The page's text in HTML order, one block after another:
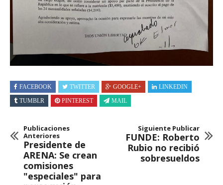
FACEBOOK TWITTER GOOGLE+
LINKEDIN
TUMBLR
PINTEREST MAIL
Publicaciones
Anteriores
Presidente de
ARENA: Se crean
comisiones
"especiales" para
Siguiente Publicar
FUNDE: Roberto
Rubio no recibió
sobresueldos